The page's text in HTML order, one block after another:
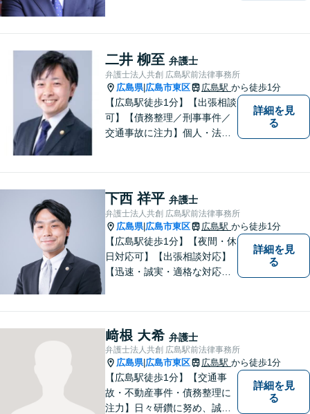
ている方は、すぐに弁護士に
ご相談ください。【JR海田市
駅から徒歩9分】
二井 柳至 弁護士
弁護士法人共創 広島駅前法律事務所
広島県| 広島市東区 広島駅 から徒歩1分
【広島駅徒歩1分】【出張相談
可】【債務整理／刑事事件／
交通事故に注力】個人・法人
の「平和」が実現できるよ
う、依頼者一人ひとりに寄り
添い、解決へ導きます。
詳細を見
る
下西 祥平 弁護士
弁護士法人共創 広島駅前法律事務所
広島県| 広島市東区 広島駅 から徒歩1分
【広島駅徒歩1分】【夜間・休
日対応可】【出張相談対応】
【迅速・誠実・適格な対応】
重視しています。また、弊事
務所は迅速な対応・回答を最
優先にしています。
詳細を見
る
﨑根 大希 弁護士
弁護士法人共創 広島駅前法律事務所
広島県| 広島市東区 広島駅 から徒歩1分
【広島駅徒歩1分】【交通事
故・不動産事件・債務整理に
注力】日々研鑽に努め、誠実
詳細を見
る